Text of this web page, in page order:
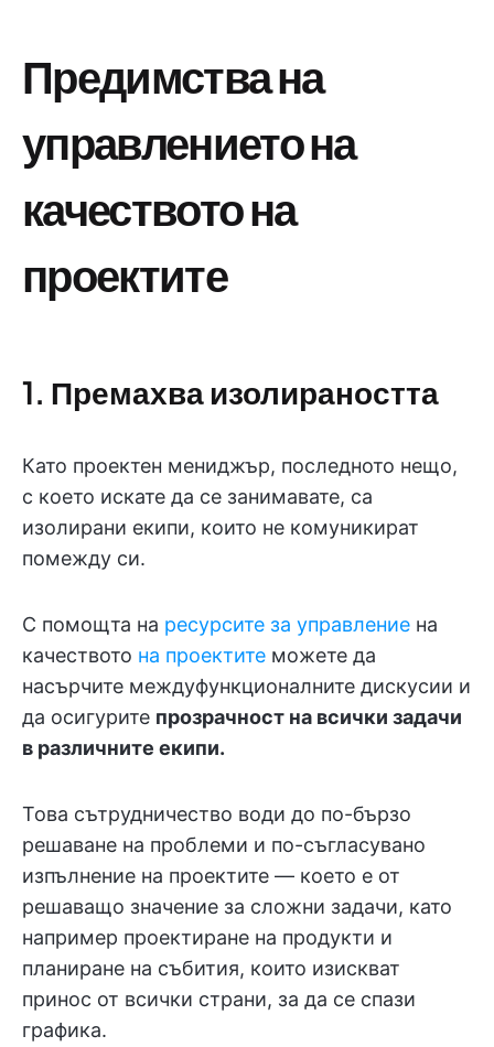
Предимства на
управлението на
качеството на
проектите
1. Премахва изолираността
Като проектен мениджър, последното нещо,
с което искате да се занимавате, са
изолирани екипи, които не комуникират
помежду си.
С помощта на ресурсите за управление на
качеството на проектите можете да
насърчите междуфункционалните дискусии и
да осигурите прозрачност на всички задачи
в различните екипи.
Това сътрудничество води до по-бързо
решаване на проблеми и по-съгласувано
изпълнение на проектите — което е от
решаващо значение за сложни задачи, като
например проектиране на продукти и
планиране на събития, които изискват
принос от всички страни, за да се спази
графика.